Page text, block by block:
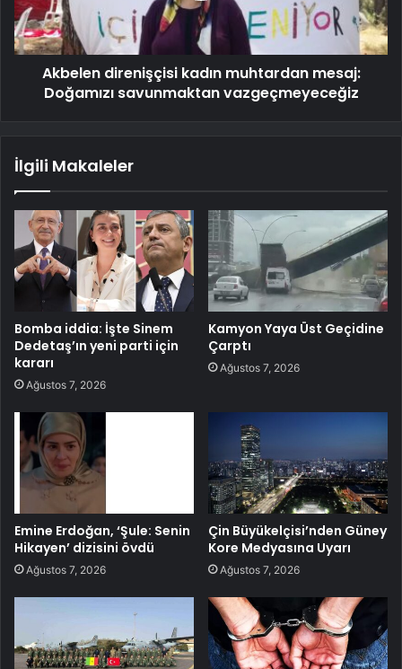
Akbelen direnişçisi kadın muhtardan mesaj:
Doğamızı savunmaktan vazgeçmeyeceğiz
İlgili Makaleler
Bomba iddia: İşte Sinem
Dedetaş’ın yeni parti için
kararı
Ağustos 7, 2026
Kamyon Yaya Üst Geçidine
Çarptı
Ağustos 7, 2026
Emine Erdoğan, ‘Şule: Senin
Hikayen’ dizisini övdü
Ağustos 7, 2026
Çin Büyükelçisi’nden Güney
Kore Medyasına Uyarı
Ağustos 7, 2026